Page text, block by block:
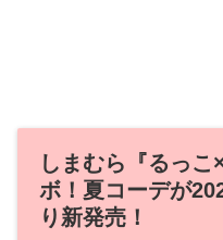
しまむら『るっ
ボ！夏コーデが
り新発売！